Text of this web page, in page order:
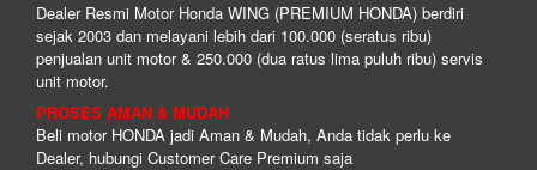
Dealer Resmi Motor Honda WING (PREMIUM HONDA) berdiri
sejak 2003 dan melayani lebih dari 100.000 (seratus ribu)
penjualan unit motor & 250.000 (dua ratus lima puluh ribu) servis
unit motor.
PROSES AMAN & MUDAH
Beli motor HONDA jadi Aman & Mudah, Anda tidak perlu ke
Dealer, hubungi Customer Care Premium saja